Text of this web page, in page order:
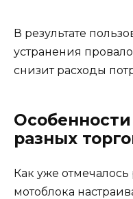
В результате
устранения
снизит расходы
разных
Как уже
мотоблока